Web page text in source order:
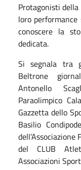
Protagonisti
loro
conoscere la
dedicata.
Si segnala tra
Beltrone
Antonello
Paraolimpico
Gazzetta dello
Basilio
del CLUB
Associazioni